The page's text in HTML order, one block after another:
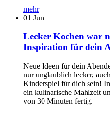
mehr
01 Jun
Lecker Kochen war
Inspiration für dein
Neue Ideen für dein
nur unglaublich lecker,
Kinderspiel für dich sein!
ein kulinarische Mahlzeit
von 30 Minuten fertig.